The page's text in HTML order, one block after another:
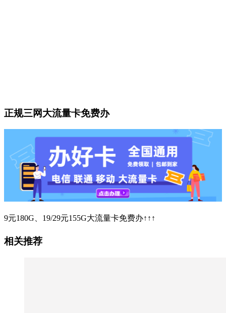
正规三网大流量卡免费办
9元180G、19/29元155G大流量卡免费办↑↑↑
相关推荐